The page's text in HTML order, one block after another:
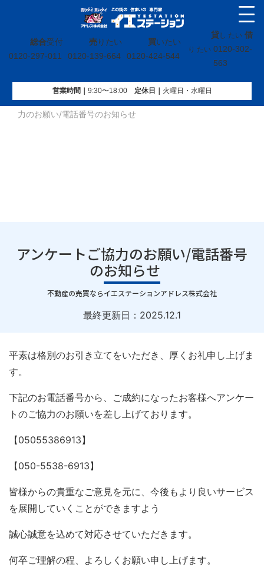
総合受付
0120-297-011
売りたい
0120-139-664
買いたい
0120-424-544
貸し たい 借
り たい 0120-302-
563
営業時間｜ 9:30〜18:00定休⽇｜ 火曜⽇・水曜⽇
イエステーション»投稿トップ»お知らせ»アンケートご協
力のお願い/電話番号のお知らせ
アンケートご協力のお願い/電話番号
のお知らせ
｜
不動産の売買ならイエステーションアドレス株式会社
最終更新日： 2025.12.1
平素は格別のお引き立てをいただき、厚くお礼申し上げま
す。
下記のお電話番号から、ご成約になったお客様へアンケー
トのご協力のお願いを差し上げております。
【05055386913】
【050-5538-6913】
皆様からの貴重なご意見を元に、今後もより良いサービス
を展開していくことができますよう
誠心誠意を込めて対応させていただきます。
何卒ご理解の程、よろしくお願い申し上げます。